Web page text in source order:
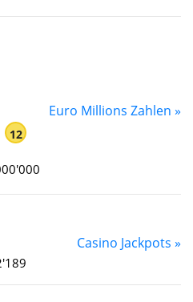
Euro Millions Zahlen »
12
Casino Jackpots »